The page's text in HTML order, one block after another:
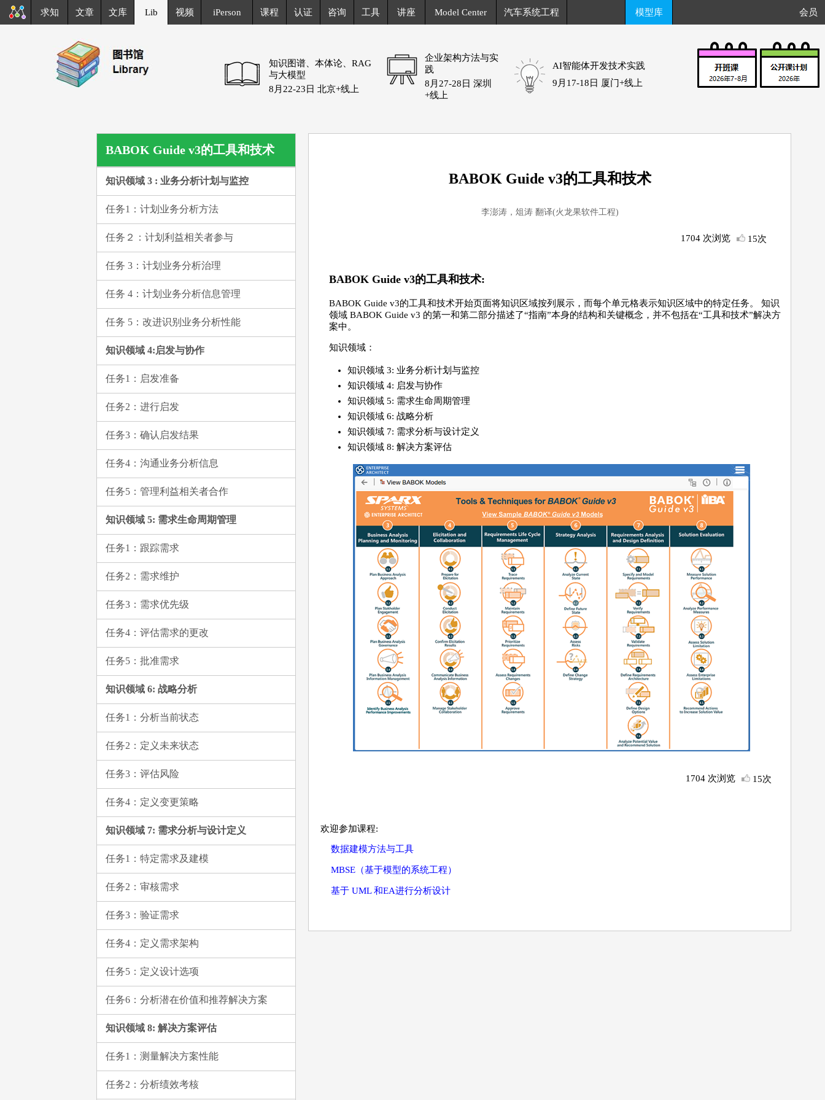
求知 文章 文库 Lib 视频 iPerson 课程 认证 咨询 工具 讲座 Model Center 汽车系统工程 模型库 会员
知识图谱、本体论、RAG
与大模型
8月22-23日 北京+线上
企业架构方法与实
践
8月27-28日 深圳
+线上
AI智能体开发技术实践
9月17-18日 厦门+线上
BABOK Guide v3的工具和技术
知识领域 3 : 业务分析计划与监控
任务1：计划业务分析方法
任务２：计划利益相关者参与
任务 3：计划业务分析治理
任务 4：计划业务分析信息管理
任务 5：改进识别业务分析性能
知识领域 4:启发与协作
任务1：启发准备
任务2：进行启发
任务3：确认启发结果
任务4：沟通业务分析信息
任务5：管理利益相关者合作
知识领域 5: 需求生命周期管理
任务1：跟踪需求
任务2：需求维护
任务3：需求优先级
任务4：评估需求的更改
任务5：批准需求
知识领域 6: 战略分析
任务1：分析当前状态
任务2：定义未来状态
任务3：评估风险
任务4：定义变更策略
知识领域 7: 需求分析与设计定义
任务1：特定需求及建模
任务2：审核需求
任务3：验证需求
任务4：定义需求架构
任务5：定义设计选项
任务6：分析潜在价值和推荐解决方案
知识领域 8: 解决方案评估
任务1：测量解决方案性能
任务2：分析绩效考核
BABOK Guide v3的工具和技术
李澎涛，俎涛 翻译(火龙果软件工程)
1704 次浏览 15次
BABOK Guide v3的工具和技术:
BABOK Guide v3的工具和技术开始页面将知识区域按列展示，而每个单元格表示知识区域中的特定任务。 知识
领域 BABOK Guide v3 的第一和第二部分描述了“指南”本身的结构和关键概念，并不包括在“工具和技术”解决方
案中。
知识领域：
知识领域 3: 业务分析计划与监控
知识领域 4: 启发与协作
知识领域 5: 需求生命周期管理
知识领域 6: 战略分析
知识领域 7: 需求分析与设计定义
知识领域 8: 解决方案评估
1704 次浏览 15次
欢迎参加课程:
数据建模方法与工具
MBSE（基于模型的系统工程）
基于 UML 和EA进行分析设计